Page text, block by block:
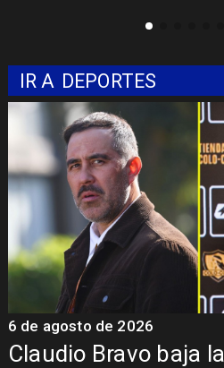
IR A DEPORTES
Claudio Bravo baja
6 de agosto de 2026